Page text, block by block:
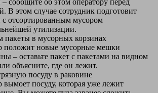
– сообщите об этом оператору перед
В этом случае сотрудник подготовит
с отсортированным мусором
утилизации.
пакеты в мусорных корзинах
положит новые мусорные мешки
– оставьте пакет с пакетами на видном
объясните, где он лежит.
посуду в раковине
вымоет посуду, которая уже лежит